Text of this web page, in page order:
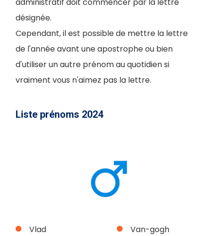
désignée.
Cependant, il est possible de mettre la lettre
de l'année avant une apostrophe ou bien
d'utiliser un autre prénom au quotidien si
vraiment vous n'aimez pas la lettre.
Liste prénoms 2024
Vlad
Van-gogh